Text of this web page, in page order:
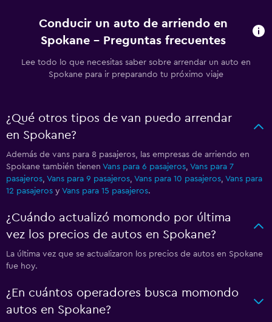
Conducir un auto de arriendo en
Spokane - Preguntas frecuentes
Lee todo lo que necesitas saber sobre arrendar un auto en
Spokane para ir preparando tu próximo viaje
¿Qué otros tipos de van puedo arrendar
en Spokane?
Además de vans para 8 pasajeros, las empresas de arriendo en
Spokane también tienen Vans para 6 pasajeros, Vans para 7
pasajeros, Vans para 9 pasajeros, Vans para 10 pasajeros, Vans para
12 pasajeros y Vans para 15 pasajeros.
¿Cuándo actualizó momondo por última
vez los precios de autos en Spokane?
La última vez que se actualizaron los precios de autos en Spokane
fue hoy.
¿En cuántos operadores busca momondo
autos en Spokane?